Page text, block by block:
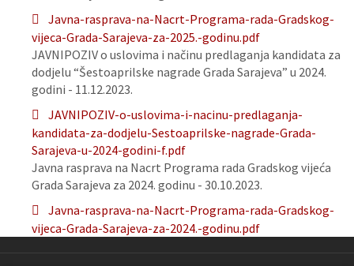
Javna-rasprava-na-Nacrt-Programa-rada-Gradskog-
vijeca-Grada-Sarajeva-za-2025.-godinu.pdf
JAVNIPOZIV o uslovima i načinu predlaganja kandidata za
dodjelu “Šestoaprilske nagrade Grada Sarajeva” u 2024.
godini - 11.12.2023.
JAVNIPOZIV-o-uslovima-i-nacinu-predlaganja-
kandidata-za-dodjelu-Sestoaprilske-nagrade-Grada-
Sarajeva-u-2024-godini-f.pdf
Javna rasprava na Nacrt Programa rada Gradskog vijeća
Grada Sarajeva za 2024. godinu - 30.10.2023.
Javna-rasprava-na-Nacrt-Programa-rada-Gradskog-
vijeca-Grada-Sarajeva-za-2024.-godinu.pdf